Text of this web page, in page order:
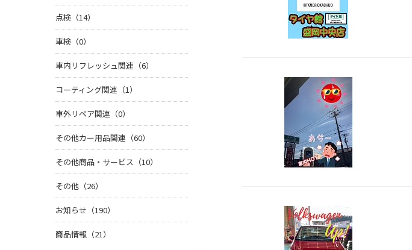
点検（14）
車検（0）
車内リフレッシュ関連（6）
コーティング関連（1）
車外リペア関連（0）
その他カー用品関連（60）
その他商品・サービス（10）
その他（26）
お知らせ（190）
商品情報（21）